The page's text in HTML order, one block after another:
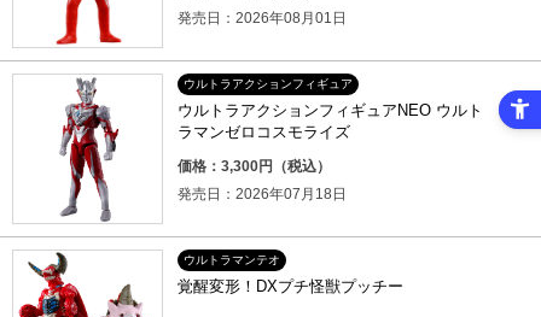
発売日：2026年08月01日
ウルトラアクションフィギュア
ウルトラアクションフィギュアNEO ウルト
ラマンゼロコスモライズ
価格：3,300円（税込）
発売日：2026年07月18日
ウルトラマンテオ
覚醒変形！DXプチ怪獣プッチー